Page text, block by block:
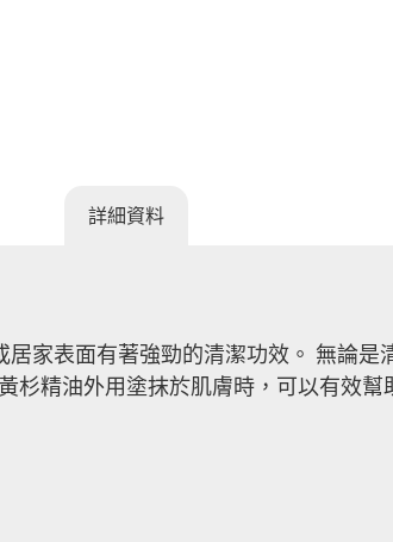
詳細資料
家表面有著強勁的清潔功效。 無論
杉精油外用塗抹於肌膚時，可以有效幫